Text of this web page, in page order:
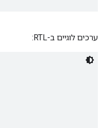
ערכים לוגיים ב-RTL: